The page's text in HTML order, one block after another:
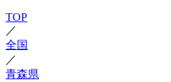
TOP
／
全国
／
青森県